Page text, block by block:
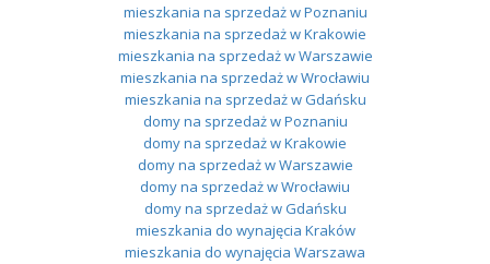
mieszkania na sprzedaż w Poznaniu
mieszkania na sprzedaż w Krakowie
mieszkania na sprzedaż w Warszawie
mieszkania na sprzedaż w Wrocławiu
mieszkania na sprzedaż w Gdańsku
domy na sprzedaż w Poznaniu
domy na sprzedaż w Krakowie
domy na sprzedaż w Warszawie
domy na sprzedaż w Wrocławiu
domy na sprzedaż w Gdańsku
mieszkania do wynajęcia Kraków
mieszkania do wynajęcia Warszawa